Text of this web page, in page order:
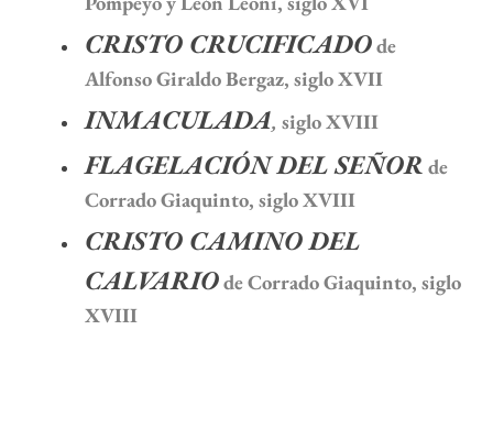
CRISTO CRUCIFICADOde
Alfonso Giraldo Bergaz, siglo XVII
INMACULADA, siglo XVIII
FLAGELACIÓN DEL SEÑOR de
Corrado Giaquinto, siglo XVIII
CRISTO CAMINO DEL
CALVARIOde Corrado Giaquinto, siglo
XVIII